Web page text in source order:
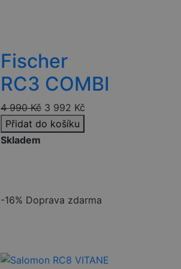
Fischer
RC3 COMBI
4 990Kč 3 992 Kč
Přidat do košíku
Skladem
-16% Doprava zdarma